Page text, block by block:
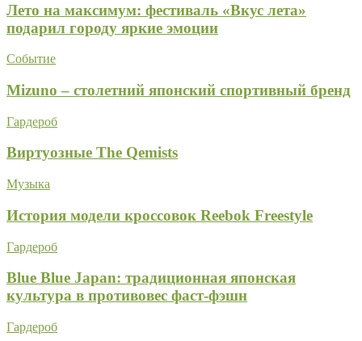
Лето на максимум: фестиваль «Вкус лета»
подарил городу яркие эмоции
Событие
Mizuno – столетний японский спортивный бренд
Гардероб
Виртуозные The Qemists
Музыка
История модели кроссовок Reebok Freestyle
Гардероб
Blue Blue Japan: традиционная японская
культура в противовес фаст-фэшн
Гардероб